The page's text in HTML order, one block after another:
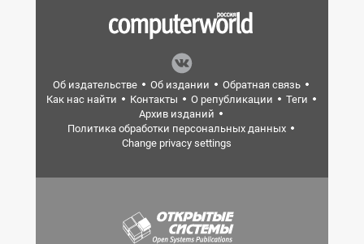
Об издательстве Об издании
Обратная связь
Как нас найти
Контакты О републикации
Теги
Архив изданий
Политика обработки персональных данных
Change privacy settings